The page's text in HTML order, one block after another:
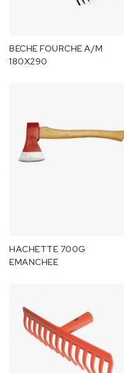
BECHE FOURCHE A/M
180X290
HACHETTE 700G
EMANCHEE